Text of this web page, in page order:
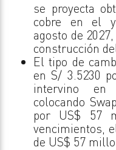
se proyecta
cobre en el
agosto de
construcción
El tipo de
en S/ 3.5230
intervino en
colocando
por US$ 57
vencimientos,
de US$ 57